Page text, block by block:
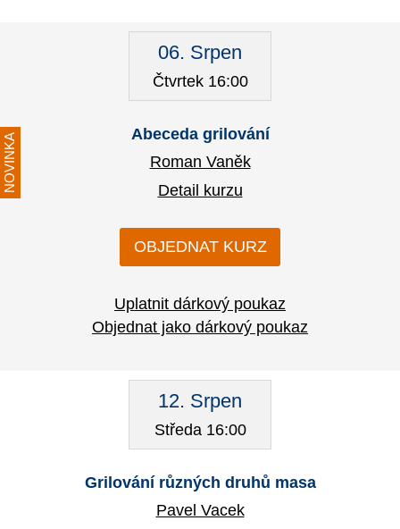
06. Srpen
Čtvrtek 16:00
NOVINKA
Abeceda grilování
Roman Vaněk
Detail kurzu
OBJEDNAT KURZ
Uplatnit dárkový poukaz
Objednat jako dárkový poukaz
12. Srpen
Středa 16:00
Grilování různých druhů masa
Pavel Vacek